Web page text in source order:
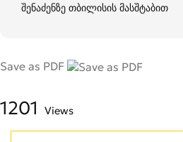
შენაძენზე თბილისის მასშტაბით
Save as PDF
1201 Views